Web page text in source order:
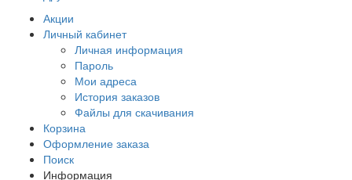
Акции
Личный кабинет
Личная информация
Пароль
Мои адреса
История заказов
Файлы для скачивания
Корзина
Оформление заказа
Поиск
Информация